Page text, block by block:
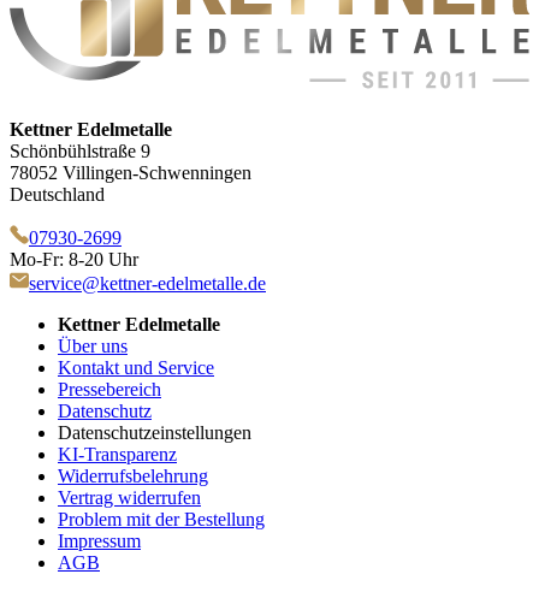
Kettner Edelmetalle
Schönbühlstraße 9
78052 Villingen-Schwenningen
Deutschland
07930-2699
Mo-Fr: 8-20 Uhr
service@kettner-edelmetalle.de
Kettner Edelmetalle
Über uns
Kontakt und Service
Pressebereich
Datenschutz
Datenschutzeinstellungen
KI-Transparenz
Widerrufsbelehrung
Vertrag widerrufen
Problem mit der Bestellung
Impressum
AGB